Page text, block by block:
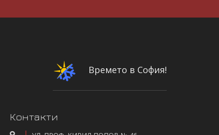
Времето в София!
Контакти